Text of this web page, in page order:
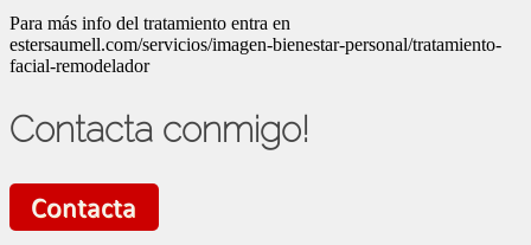
Para más info del tratamiento entra en
estersaumell.com/servicios/imagen-bienestar-personal/tratamiento-
facial-remodelador
Contacta conmigo!